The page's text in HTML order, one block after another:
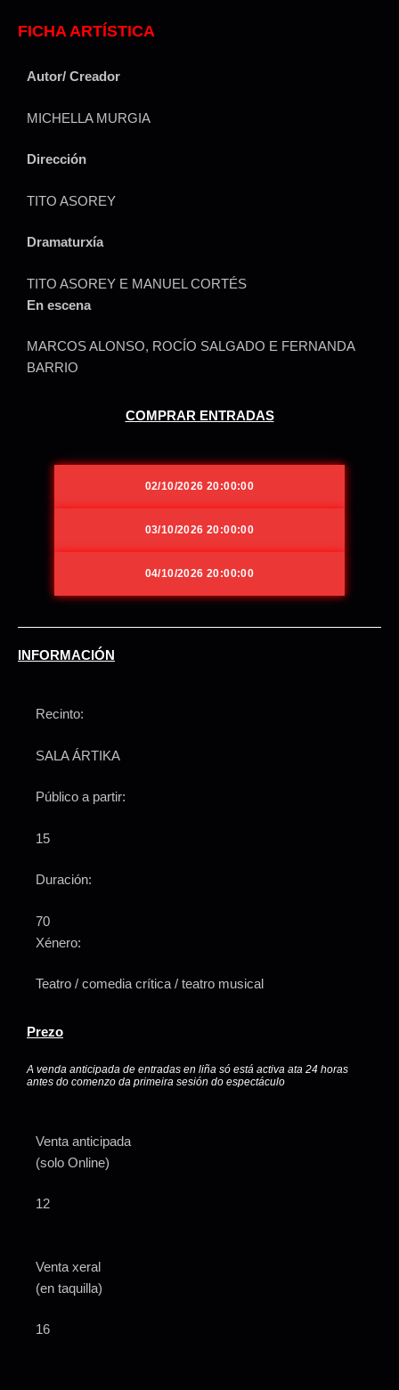
FICHA ARTÍSTICA
Autor/ Creador
MICHELLA MURGIA
Dirección
TITO ASOREY
Dramaturxía
TITO ASOREY E MANUEL CORTÉS
En escena
MARCOS ALONSO, ROCÍO SALGADO E FERNANDA
BARRIO
COMPRAR ENTRADAS
02/10/2026 20:00:00
03/10/2026 20:00:00
04/10/2026 20:00:00
INFORMACIÓN
Recinto:
SALA ÁRTIKA
Público a partir:
15
Duración:
70
Xénero:
Teatro / comedia crítica / teatro musical
Prezo
A venda anticipada de entradas en liña só está activa ata 24 horas
antes do comenzo da primeira sesión do espectáculo
Venta anticipada
(solo Online)
12
Venta xeral
(en taquilla)
16